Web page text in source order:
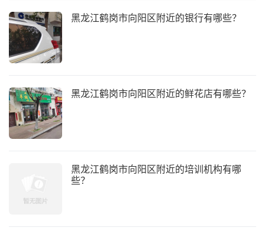
黑龙江鹤岗市向阳区附近的银行有哪些？
黑龙江鹤岗市向阳区附近的鲜花店有哪些？
黑龙江鹤岗市向阳区附近的培训机构有哪
些？